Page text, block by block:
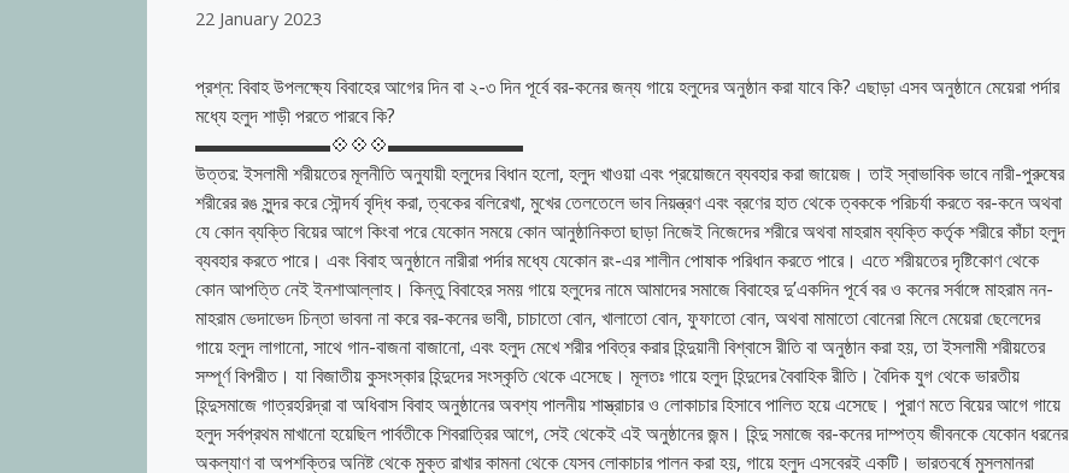
22 January 2023
প্রশ্ন: বিবাহ উপলক্ষ্যে বিবাহের আগের দিন বা ২-৩ দিন পূর্বে বর-কনের জন্য গায়ে হলুদের অনুষ্ঠান করা যাবে কি? এছাড়া এসব অনুষ্ঠানে মেয়েরা পর্দার
মধ্যে হলুদ শাড়ী পরতে পারবে কি?
▬▬▬▬▬▬▬💠💠💠▬▬▬▬▬▬▬
উত্তর: ইসলামী শরীয়তের মূলনীতি অনুযায়ী হলুদের বিধান হলো, হলুদ খাওয়া এবং প্রয়োজনে ব্যবহার করা জায়েজ। তাই স্বাভাবিক ভাবে নারী-পুরুষের
শরীরের রঙ সুন্দর করে সৌন্দর্য বৃদ্ধি করা, ত্বকের বলিরেখা, মুখের তেলতেলে ভাব নিয়ন্ত্রণ এবং ব্রণের হাত থেকে ত্বককে পরিচর্যা করতে বর-কনে অথবা
যে কোন ব্যক্তি বিয়ের আগে কিংবা পরে যেকোন সময়ে কোন আনুষ্ঠানিকতা ছাড়া নিজেই নিজেদের শরীরে অথবা মাহরাম ব্যক্তি কর্তৃক শরীরে কাঁচা হলুদ
ব্যবহার করতে পারে। এবং বিবাহ অনুষ্ঠানে নারীরা পর্দার মধ্যে যেকোন রং-এর শালীন পোষাক পরিধান করতে পারে। এতে শরীয়তের দৃষ্টিকোণ থেকে
কোন আপত্তি নেই ইনশাআল্লাহ। কিন্তু বিবাহের সময় গায়ে হলুদের নামে আমাদের সমাজে বিবাহের দু’একদিন পূর্বে বর ও কনের সর্বাঙ্গে মাহরাম নন-
মাহরাম ভেদাভেদ চিন্তা ভাবনা না করে বর-কনের ভাবী, চাচাতো বোন, খালাতো বোন, ফুফাতো বোন, অথবা মামাতো বোনেরা মিলে মেয়েরা ছেলেদের
গায়ে হলুদ লাগানো, সাথে গান-বাজনা বাজানো, এবং হলুদ মেখে শরীর পবিত্র করার হিন্দুয়ানী বিশ্বাসে রীতি বা অনুষ্ঠান করা হয়, তা ইসলামী শরীয়তের
সম্পূর্ণ বিপরীত। যা বিজাতীয় কুসংস্কার হিন্দুদের সংস্কৃতি থেকে এসেছে। মূলতঃ গায়ে হলুদ হিন্দুদের বৈবাহিক রীতি। বৈদিক যুগ থেকে ভারতীয়
হিন্দুসমাজে গাত্রহরিদ্রা বা অধিবাস বিবাহ অনুষ্ঠানের অবশ্য পালনীয় শাস্ত্রাচার ও লোকাচার হিসাবে পালিত হয়ে এসেছে। পুরাণ মতে বিয়ের আগে গায়ে
হলুদ সর্বপ্রথম মাখানো হয়েছিল পার্বতীকে শিবরাত্রির আগে, সেই থেকেই এই অনুষ্ঠানের জন্ম। হিন্দু সমাজে বর-কনের দাম্পত্য জীবনকে যেকোন ধরনের
অকল্যাণ বা অপশক্তির অনিষ্ট থেকে মুক্ত রাখার কামনা থেকে যেসব লোকাচার পালন করা হয়, গায়ে হলুদ এসবেরই একটি। ভারতবর্ষে মুসলমানরা